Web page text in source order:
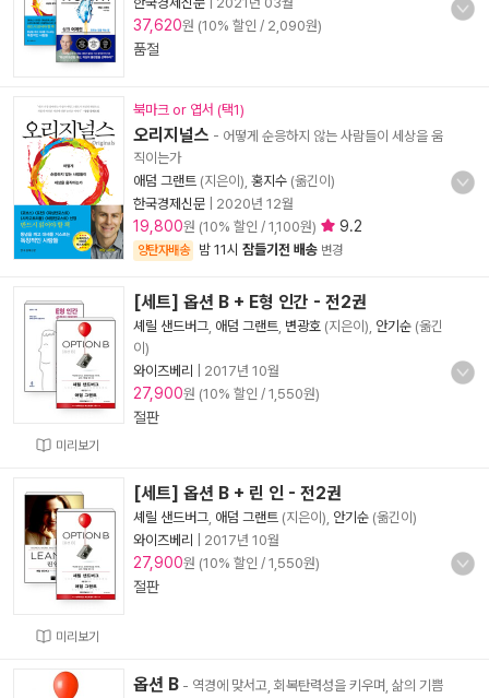
37,620원 (10% 할인 / 2,090원)
품절
북마크 or 엽서 (택1)
오리지널스 - 어떻게 순응하지 않는 사람들이 세상을 움
직이는가
애덤 그랜트 (지은이), 홍지수 (옮긴이)
한국경제신문
2020년 12월
19,800원 (10% 할인 / 1,100원) 9.2
양탄자배송 밤 11시 잠들기전 배송 변경
미리보기
[세트] 옵션 B + E형 인간 - 전2권
셰릴 샌드버그 애덤 그랜트 변광호 (지은이), 안기순 (옮긴
이)
와이즈베리
2017년 10월
27,900원 (10% 할인 / 1,550원)
절판
미리보기
[세트] 옵션 B + 린 인 - 전2권
셰릴 샌드버그 애덤 그랜트 (지은이), 안기순 (옮긴이)
와이즈베리
2017년 10월
27,900원 (10% 할인 / 1,550원)
절판
옵션 B - 역경에 맞서고, 회복탄력성을 키우며, 삶의 기쁨